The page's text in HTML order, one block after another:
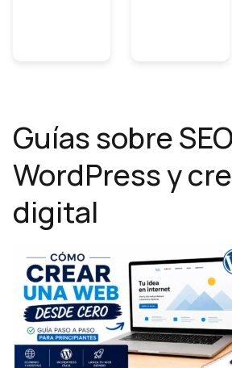
Guías sobre
WordPress y
digital